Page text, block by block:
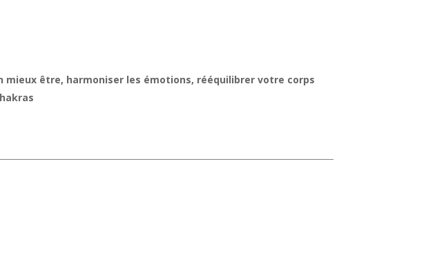
mieux être, harmoniser les émotions, rééquilibrer votre corps